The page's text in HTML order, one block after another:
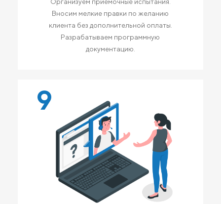
Организуем приемочные испытания.
Вносим мелкие правки по желанию
клиента без дополнительной оплаты.
Разрабатываем программную
документацию.
9